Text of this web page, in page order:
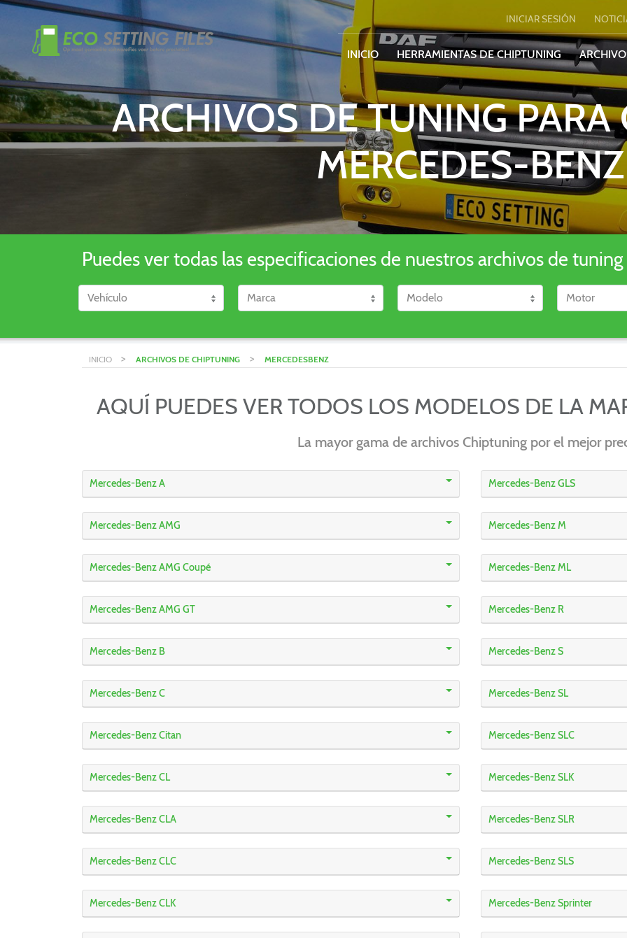
INICIAR SESIÓN
INICIO HERRAMIENTAS DE CHIPTUNING
ARCHIVOS DE TUNING PARA
MERCEDES-BENZ
Puedes ver todas las especificaciones de nuestros archivos de
INICIO > ARCHIVOS DE CHIPTUNING > MERCEDESBENZ
AQUÍ PUEDES VER TODOS LOS MODELOS DE LA
La mayor gama de archivos Chiptuning por el mejor
Mercedes-Benz A
Mercedes-Benz AMG
Mercedes-Benz AMG Coupé
Mercedes-Benz AMG GT
Mercedes-Benz B
Mercedes-Benz C
Mercedes-Benz Citan
Mercedes-Benz CL
Mercedes-Benz CLA
Mercedes-Benz CLC
Mercedes-Benz CLK
Mercedes-Benz GLS
Mercedes-Benz M
Mercedes-Benz ML
Mercedes-Benz R
Mercedes-Benz S
Mercedes-Benz SL
Mercedes-Benz SLC
Mercedes-Benz SLK
Mercedes-Benz SLR
Mercedes-Benz SLS
Mercedes-Benz Sprinter